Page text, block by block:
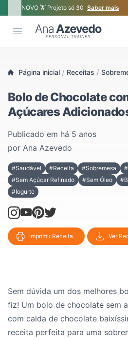
NOVO 🏋 Projeto só 30 Saber mais
Open menu
Ana Azevedo
Página inicial / Receitas /
Bolo de Chocolate
Açúcares
Publicado em há 5 anos
por Ana Azevedo
#Saudável #Receita #Sobremesa
#Sem Açúcar Refinado
#Sem Óleo
#Iogurte
Imprimir Receita Ver
Sem dúvida um dos melhores
fiz! Um bolo de chocolate sem
com calda de chocolate
receita perfeita para uma